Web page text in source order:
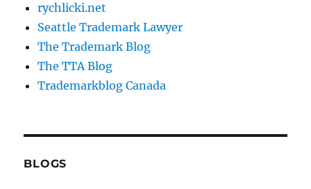
rychlicki.net
Seattle Trademark Lawyer
The Trademark Blog
The TTA Blog
Trademarkblog Canada
BLOGS